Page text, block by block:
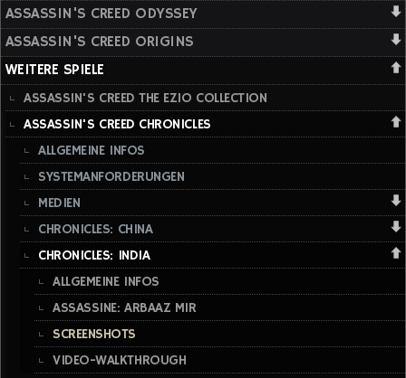
ASSASSIN'S CREED ODYSSEY
ASSASSIN'S CREED ORIGINS
WEITERE SPIELE
ASSASSIN'S CREED THE EZIO COLLECTION
ASSASSIN'S CREED CHRONICLES
ALLGEMEINE INFOS
SYSTEMANFORDERUNGEN
MEDIEN
CHRONICLES: CHINA
CHRONICLES: INDIA
ALLGEMEINE INFOS
ASSASSINE: ARBAAZ MIR
SCREENSHOTS
VIDEO-WALKTHROUGH